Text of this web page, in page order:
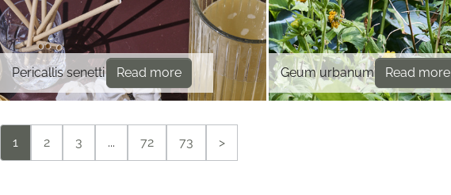
Pericallis senetti Read more Geum urbanum Read more
1 2 3 ... 72 73 >